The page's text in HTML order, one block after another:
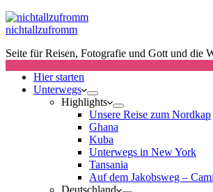
nichtallzufromm
Seite für Reisen, Fotografie und Gott und die
Hier starten
Unterwegs
Highlights
Unsere Reise zum Nordkap
Ghana
Kuba
Unterwegs in New York
Tansania
Auf dem Jakobsweg –
Deutschland